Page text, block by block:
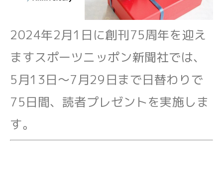
2024年2月1日に創刊75周年を迎え
ますスポーツニッポン新聞社では、
5月13日～7月29日まで日替わりで
75日間、読者プレゼントを実施しま
す。